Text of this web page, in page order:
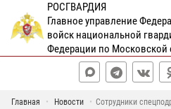
РОСГВАРДИЯ
Главное управление
войск национальной
Федерации по Московской
Главная Новости
Сотрудники